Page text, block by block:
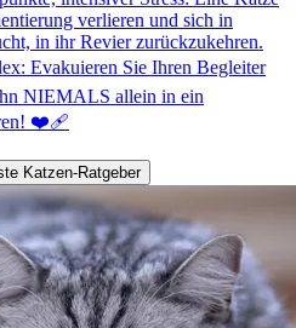
verlieren und sich in
in ihr Revier zurückzukehren.
Evakuieren Sie Ihren Begleiter
NIEMALS allein in ein
❤️‍🩹
Katzen-Ratgeber